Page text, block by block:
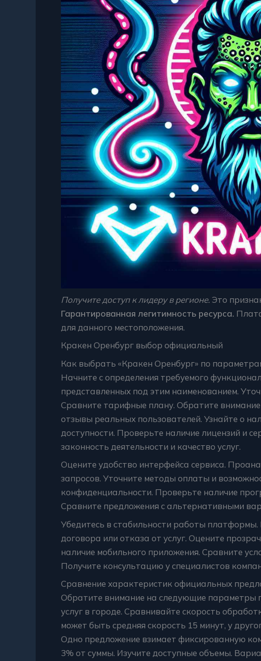
Получите доступ к лидеру в регионе. Это
Гарантированная легитимность ресурса.
для данного местоположения.
Кракен Оренбург выбор официальный
Как выбрать «Кракен Оренбург» по
Начните с определения требуемого
представленных под этим наименованием.
Сравните тарифные плану. Обратите
отзывы реальных пользователей. Узнайте о
доступности. Проверьте наличие лицензий и
законность деятельности и качество услуг.
Оцените удобство интерфейса сервиса.
запросов. Уточните методы оплаты и
конфиденциальности. Проверьте наличие
Сравните предложения с альтернативными
Убедитесь в стабильности работы платформы.
договора или отказа от услуг. Оцените
наличие мобильного приложения. Сравните
Получите консультацию у специалистов
Сравнение характеристик официальных
Обратите внимание на следующие параметры
услуг в городе. Сравнивайте скорость
может быть средняя скорость 15 минут, у
Одно предложение взимает фиксированную
3% от суммы. Изучите доступные объемы.